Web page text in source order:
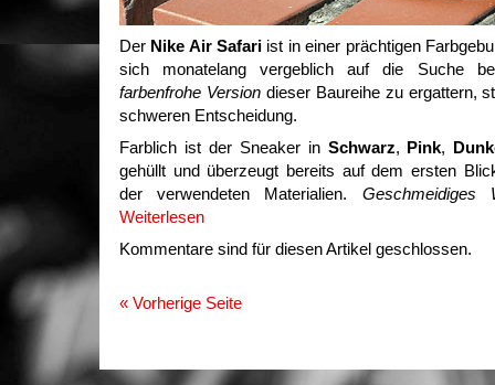
Der Nike Air Safari ist in einer prächtigen
sich monatelang vergeblich auf die Suche
farbenfrohe Versiondieser Baureihe zu ergattern,
schweren Entscheidung.
Farblich ist der Sneaker in Schwarz, Pink,
gehüllt und überzeugt bereits auf dem ersten
der verwendeten Materialien. Geschmeidiges
Weiterlesen
Kommentare sind für diesen Artikel geschlossen.
« Vorherige Seite